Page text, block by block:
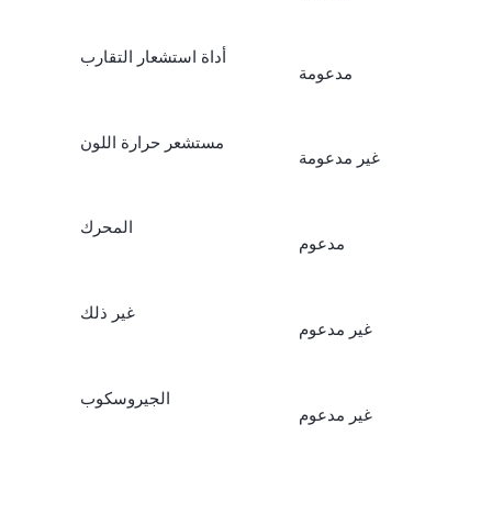
أداة استشعار التقارب
مدعومة
مستشعر حرارة اللون
غير مدعومة
المحرك
مدعوم
غير ذلك
غير مدعوم
الجيروسكوب
غير مدعوم